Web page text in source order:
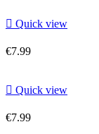
 Quick view
€7.99
 Quick view
€7.99